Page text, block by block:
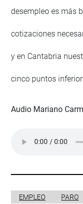
desempleo es más
cotizaciones
y en Cantabria
cinco puntos
Audio Mariano
EMPLEO PARO